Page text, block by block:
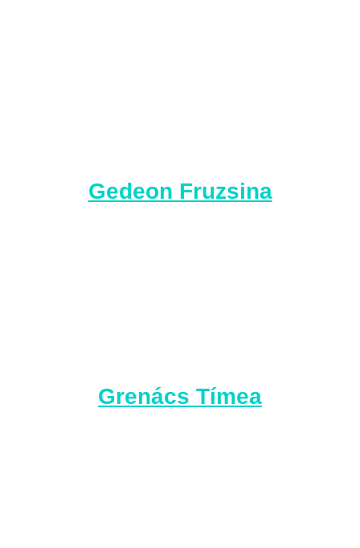
Gedeon Fruzsina
Grenács Tímea